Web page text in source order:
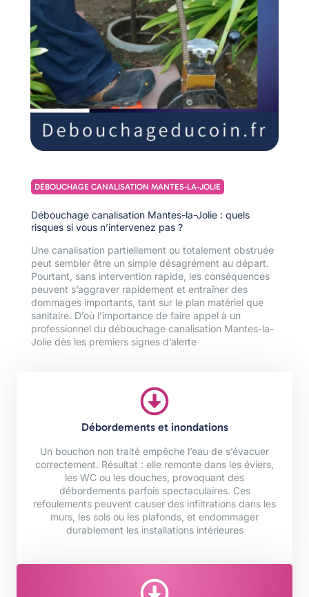
DÉBOUCHAGE CANALISATION MANTES-LA-JOLIE
Débouchage canalisation Mantes-la-Jolie : quels
risques si vous n’intervenez pas ?
Une canalisation partiellement ou totalement obstruée
peut sembler être un simple désagrément au départ.
Pourtant, sans intervention rapide, les conséquences
peuvent s’aggraver rapidement et entraîner des
dommages importants, tant sur le plan matériel que
sanitaire. D’où l’importance de faire appel à un
professionnel du débouchage canalisation Mantes-la-
Jolie dès les premiers signes d’alerte
Débordements et inondations
Un bouchon non traité empêche l’eau de s’évacuer
correctement. Résultat : elle remonte dans les éviers,
les WC ou les douches, provoquant des
débordements parfois spectaculaires. Ces
refoulements peuvent causer des infiltrations dans les
murs, les sols ou les plafonds, et endommager
durablement les installations intérieures